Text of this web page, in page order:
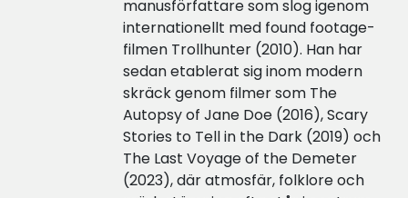
manusförfattare som slog igenom
internationellt med found footage-
filmen Trollhunter (2010). Han har
sedan etablerat sig inom modern
skräck genom filmer som The
Autopsy of Jane Doe (2016), Scary
Stories to Tell in the Dark (2019) och
The Last Voyage of the Demeter
(2023), där atmosfär, folklore och